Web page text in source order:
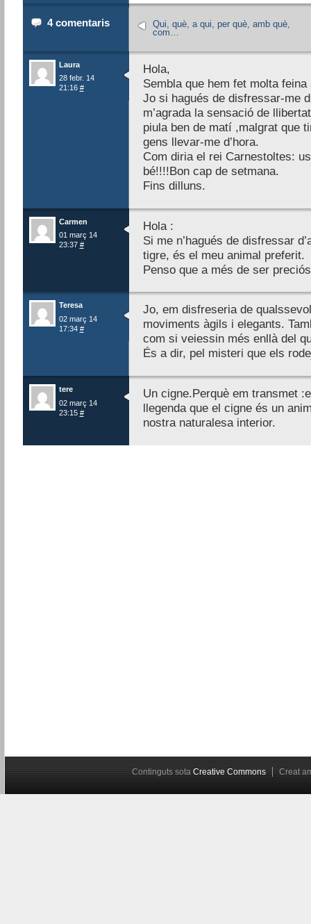
4 comentaris
Qui, què, a qui, per què, amb què,
com…
Laura
28 febr. 14
21:16 #
Hola,
Sembla que hem fet molta
Jo si hagués de disfressar-me
m’agrada la sensació de
piula ben de matí ,malgrat que
gens llevar-me d’hora.
Com diria el rei Carnestoltes:
bé!!!!Bon cap de setmana.
Fins dilluns.
Carmen
01 març 14
23:37 #
Hola :
Si me n’hagués de disfressar
tigre, és el meu animal preferit.
Penso que a més de ser
Teresa
02 març 14
17:34 #
Jo, em disfreseria de
moviments àgils i elegants.
com si veiessin més enllà del
És a dir, pel misteri que els
tere
02 març 14
23:15 #
Un cigne.Perquè em transmet
llegenda que el cigne és un
nostra naturalesa interior.
Continguts sota Creative Commons Creat